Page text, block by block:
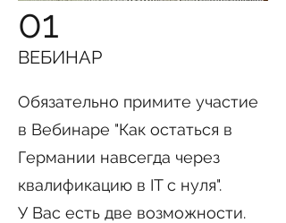
01
ВЕБИНАР
Обязательно примите участие
в Вебинаре "Как остаться в
Германии навсегда через
квалификацию в IT с нуля".
У Вас есть две возможности.